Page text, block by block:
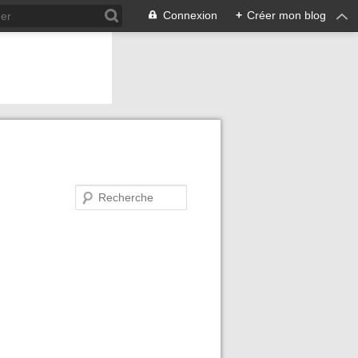
Connexion + Créer mon blog